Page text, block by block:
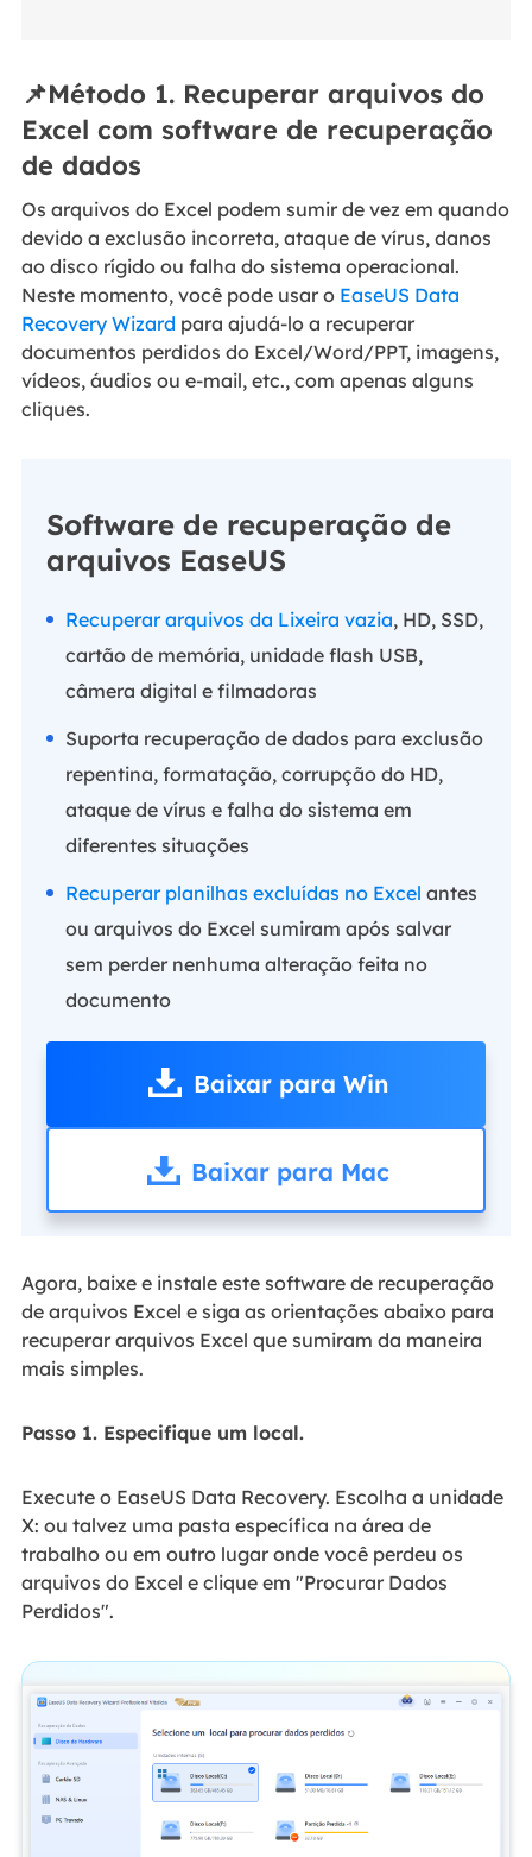
📌Método 1. Recuperar arquivos do
Excel com software de recuperação
de dados
Os arquivos do Excel podem sumir de vez em quando
devido a exclusão incorreta, ataque de vírus, danos
ao disco rígido ou falha do sistema operacional.
Neste momento, você pode usar o EaseUS Data
Recovery Wizard para ajudá-lo a recuperar
documentos perdidos do Excel/Word/PPT, imagens,
vídeos, áudios ou e-mail, etc., com apenas alguns
cliques.
Software de recuperação de
arquivos EaseUS
Recuperar arquivos da Lixeira vazia, HD, SSD,
cartão de memória, unidade flash USB,
câmera digital e filmadoras
Suporta recuperação de dados para exclusão
repentina, formatação, corrupção do HD,
ataque de vírus e falha do sistema em
diferentes situações
Recuperar planilhas excluídas no Excel antes
ou arquivos do Excel sumiram após salvar
sem perder nenhuma alteração feita no
documento
Baixar para Win
Baixar para Mac
Agora, baixe e instale este software de recuperação
de arquivos Excel e siga as orientações abaixo para
recuperar arquivos Excel que sumiram da maneira
mais simples.
Passo 1. Especifique um local.
Execute o EaseUS Data Recovery. Escolha a unidade
X: ou talvez uma pasta específica na área de
trabalho ou em outro lugar onde você perdeu os
arquivos do Excel e clique em "Procurar Dados
Perdidos".